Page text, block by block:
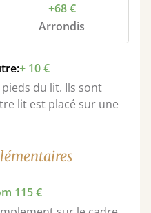
+68 €
Arrondis
+ 10 €
du lit. Ils sont
lit est placé sur une
115 €